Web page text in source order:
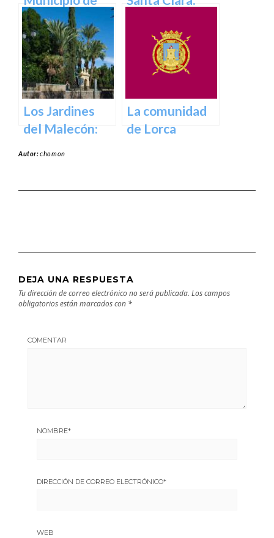
Abanilla en
Murcia en
Murcia
pasado para el
presente en
Murcia
Los Jardines
del Malecón:
La comunidad
de Lorca
Autor:chomon
DEJA UNA RESPUESTA
Tu dirección de correo electrónico no será publicada. Los campos
obligatorios están marcados con *
COMENTAR
NOMBRE*
DIRECCIÓN DE CORREO ELECTRÓNICO*
WEB